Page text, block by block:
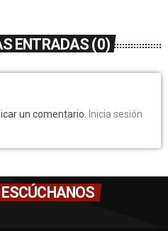
ENTRADAS (0)
un comentario.
Inicia sesión